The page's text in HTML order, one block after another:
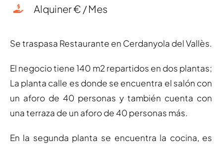
Alquiner € / Mes
Se traspasa Restaurante en Cerdanyola del Vallès.
El negocio tiene 140 m2 repartidos en dos plantas;
La planta calle es donde se encuentra el salón con
un aforo de 40 personas y también cuenta con
una terraza de un aforo de 40 personas más.
En la segunda planta se encuentra la cocina, es